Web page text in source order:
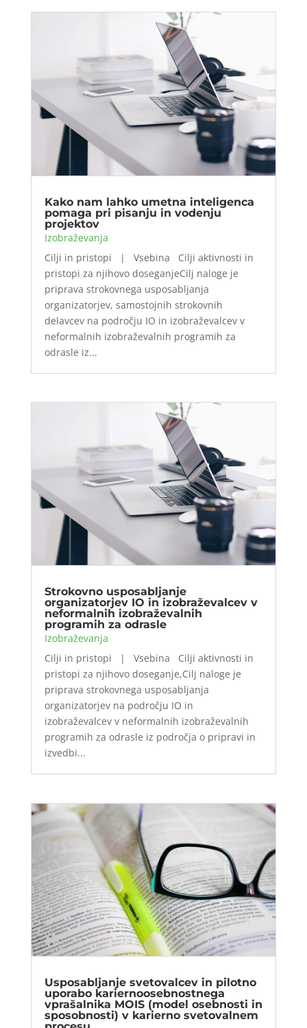
Kako nam lahko umetna inteligenca
pomaga pri pisanju in vodenju
projektov
Izobraževanja
Cilji in pristopi | Vsebina Cilji aktivnosti in
pristopi za njihovo doseganjeCilj naloge je
priprava strokovnega usposabljanja
organizatorjev, samostojnih strokovnih
delavcev na področju IO in izobraževalcev v
neformalnih izobraževalnih programih za
odrasle iz...
Strokovno usposabljanje
organizatorjev IO in izobraževalcev v
neformalnih izobraževalnih
programih za odrasle
Izobraževanja
Cilji in pristopi | Vsebina Cilji aktivnosti in
pristopi za njihovo doseganje,Cilj naloge je
priprava strokovnega usposabljanja
organizatorjev na področju IO in
izobraževalcev v neformalnih izobraževalnih
programih za odrasle iz področja o pripravi in
izvedbi...
Usposabljanje svetovalcev in pilotno
uporabo kariernoosebnostnega
vprašalnika MOIS (model osebnosti in
sposobnosti) v karierno svetovalnem